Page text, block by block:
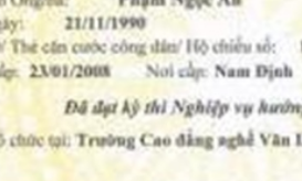
- Phú Yên.